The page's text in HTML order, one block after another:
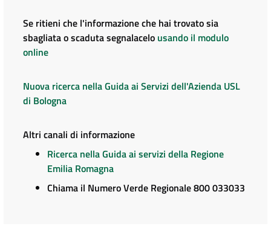
Se ritieni che l'informazione che hai trovato sia
sbagliata o scaduta segnalacelo usando il modulo
online
Nuova ricerca nella Guida ai Servizi dell'Azienda USL
di Bologna
Altri canali di informazione
Ricerca nella Guida ai servizi della Regione
Emilia Romagna
Chiama il Numero Verde Regionale 800 033033